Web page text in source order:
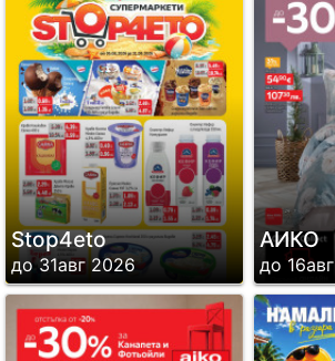
Stop4eto
до 31авг 2026
АИКО
до